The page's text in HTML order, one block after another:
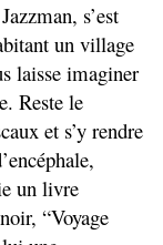
s’est
un village
laisse imaginer
Reste le
et s’y rendre
un livre
“Voyage